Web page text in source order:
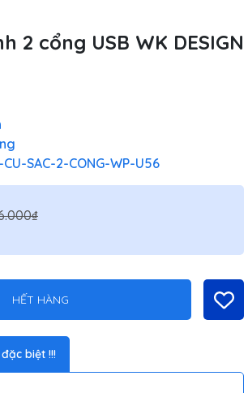
2 cổng USB WK DESIGN
CU-SAC-2-CONG-WP-U56
HẾT HÀNG
biệt !!!